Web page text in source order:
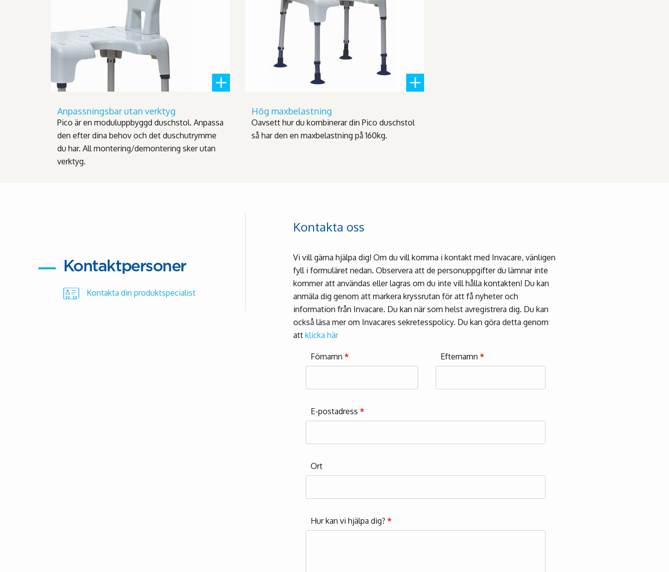
Anpassningsbar utan verktyg
Pico är en moduluppbyggd duschstol. Anpassa
den efter dina behov och det duschutrymme
du har. All montering/demontering sker utan
verktyg.
Hög maxbelastning
Oavsett hur du kombinerar din Pico duschstol
så har den en maxbelastning på 160kg.
Kontaktpersoner
Kontakta din produktspecialist
Kontakta oss
Vi vill gärna hjälpa dig! Om du vill komma i kontakt med Invacare, vänligen
fyll i formuläret nedan. Observera att de personuppgifter du lämnar inte
kommer att användas eller lagras om du inte vill hålla kontakten! Du kan
anmäla dig genom att markera kryssrutan för att få nyheter och
information från Invacare. Du kan när som helst avregistrera dig. Du kan
också läsa mer om Invacares sekretesspolicy. Du kan göra detta genom
attklicka här
Förnamn* Efternamn*
E-postadress*
Ort
Hur kan vi hjälpa dig?*